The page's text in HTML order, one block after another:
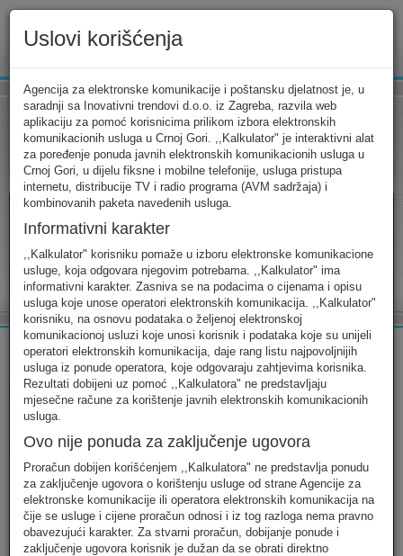
Tarifni kalkulator Uslovi korišćenja Kontakt
Tarifni kalkulator
Odaberite usluge koje koristite, popunite sva potrebna polja i
izaberite za sebe ono najbolje...
FIKSNA MOBILNA INTERNET
AVM
usluge
PAKETI
usluga
Uslovi korišćenja
Agencija za elektronske komunikacije i poštansku djelatnost je, u
saradnji sa Inovativni trendovi d.o.o. iz Zagreba, razvila web
aplikaciju za pomoć korisnicima prilikom izbora elektronskih
komunikacionih usluga u Crnoj Gori. ,,Kalkulator" je interaktivni alat
za poređenje ponuda javnih elektronskih komunikacionih usluga u
Crnoj Gori, u dijelu fiksne i mobilne telefonije, usluga pristupa
internetu, distribucije TV i radio programa (AVM sadržaja) i
kombinovanih paketa navedenih usluga.
Informativni karakter
,,Kalkulator" korisniku pomaže u izboru elektronske komunikacione
usluge, koja odgovara njegovim potrebama. ,,Kalkulator" ima
informativni karakter. Zasniva se na podacima o cijenama i opisu
usluga koje unose operatori elektronskih komunikacija. ,,Kalkulator"
korisniku, na osnovu podataka o željenoj elektronskoj
komunikacionoj usluzi koje unosi korisnik i podataka koje su unijeli
operatori elektronskih komunikacija, daje rang listu najpovoljnijih
usluga iz ponude operatora, koje odgovaraju zahtjevima korisnika.
Rezultati dobijeni uz pomoć ,,Kalkulatora" ne predstavljaju
mjesečne račune za korištenje javnih elektronskih komunikacionih
usluga.
Ovo nije ponuda za zaključenje ugovora
Proračun dobijen korišćenjem ,,Kalkulatora" ne predstavlja ponudu
za zaključenje ugovora o korištenju usluge od strane Agencije za
elektronske komunikacije ili operatora elektronskih komunikacija na
čije se usluge i cijene proračun odnosi i iz tog razloga nema pravno
obavezujući karakter. Za stvarni proračun, dobijanje ponude i
zaključenje ugovora korisnik je dužan da se obrati direktno